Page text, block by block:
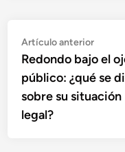
Navegación
de
entradas
Artículo anterior
Redondo bajo el
público: ¿qué se
sobre su situación
legal?